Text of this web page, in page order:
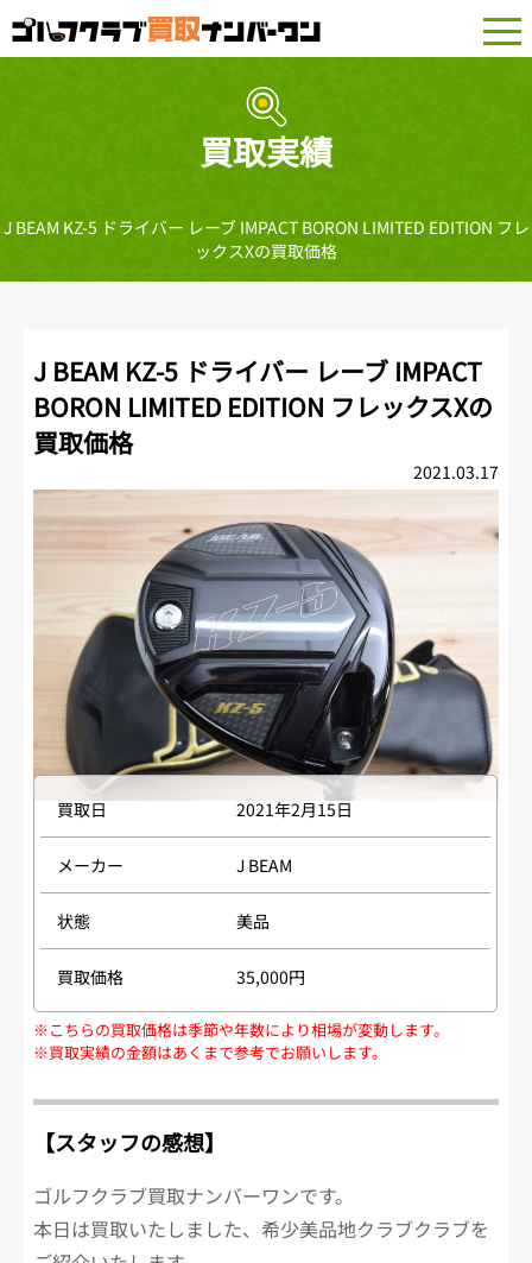
買取実績
J BEAM KZ-5 ドライバー レーブ IMPACT BORON LIMITED EDITION フレ
ックスXの買取価格
J BEAM KZ-5 ドライバー レーブ IMPACT
BORON LIMITED EDITION フレックスXの
買取価格
2021.03.17
買取日 2021年2月15日
メーカー J BEAM
状態 美品
買取価格 35,000円
※こちらの買取価格は季節や年数により相場が変動します。
※買取実績の金額はあくまで参考でお願いします。
【スタッフの感想】
ゴルフクラブ買取ナンバーワンです。
本日は買取いたしました、希少美品地クラブクラブを